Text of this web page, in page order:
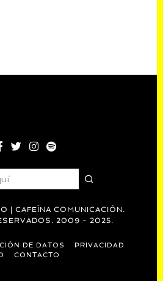
| CAFEÍNA COMUNICACIÓN.
2009 - 2025.
DE DATOS
PRIVACIDAD
CONTACTO